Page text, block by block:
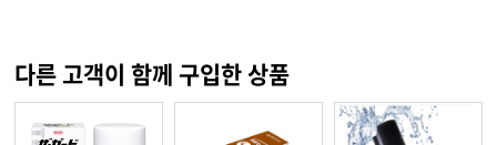
다른 고객이 함께 구입한 상품